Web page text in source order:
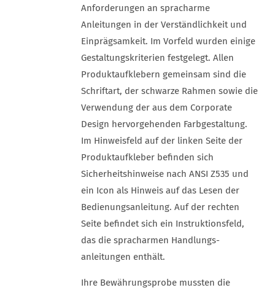
Anforderungen an spracharme
Anleitungen in der Verständlichkeit und
Einpräg­samkeit. Im Vorfeld wurden einige
Gestaltungs­kriterien festgelegt. Allen
Produkt­aufklebern gemeinsam sind die
Schriftart, der schwarze Rahmen sowie die
Verwendung der aus dem Corporate
Design hervorgehenden Farb­gestaltung.
Im Hinweis­feld auf der linken Seite der
Produkt­aufkleber befinden sich
Sicherheits­hinweise nach ANSI Z535 und
ein Icon als Hinweis auf das Lesen der
Bedienungs­anleitung. Auf der rechten
Seite befindet sich ein Instruktions­feld,
das die spracharmen Handlungs­
anleitungen enthält.
Ihre Bewährungs­probe mussten die